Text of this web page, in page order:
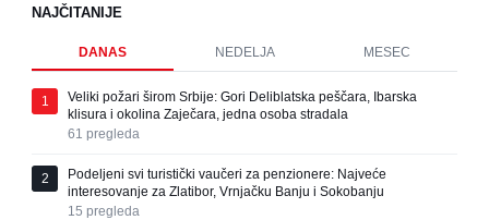
NAJČITANIJE
DANAS NEDELJA MESEC
1
Veliki požari širom Srbije: Gori Deliblatska peščara, Ibarska
klisura i okolina Zaječara, jedna osoba stradala
61 pregleda
2
Podeljeni svi turistički vaučeri za penzionere: Najveće
interesovanje za Zlatibor, Vrnjačku Banju i Sokobanju
15 pregleda